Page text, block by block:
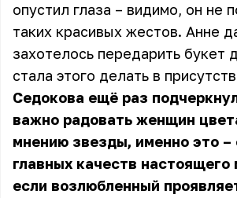
опустил глаза – видимо, он не
таких красивых жестов. Анне
захотелось передарить букет
стала этого делать в
Седокова ещё раз
важно радовать женщин
мнению звезды, именно это –
главных качеств
если возлюбленный